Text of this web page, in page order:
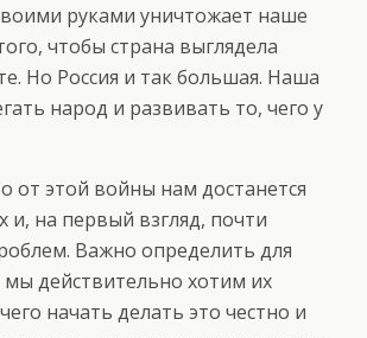
руками уничтожает наше
чтобы страна выглядела
Но Россия и так большая. Наша
народ и развивать то, чего у
от этой войны нам достанется
и, на первый взгляд, почти
Важно определить для
мы действительно хотим их
начать делать это честно и